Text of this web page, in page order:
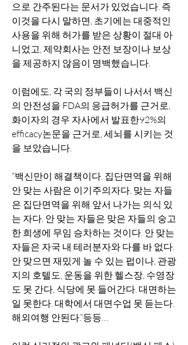
으로 간주된다는 문서가 있었습니다. 즉
이것을 다시 말하면, 초기에는 대중적인
사용을 위해 허가를 받은 상황이 절대 아
니었고, 제약회사는 안전 보장이나 보상
을 제공하지 않음이 명백했습니다.
이럼에도, 각 국의 정부들이 나서서 백신
의 안전성을 FDA의 응급허가를 근거로,
화이자의 경우 자사에서 발표한92%의
efficacy논문을 근거로, 세뇌를 시키는 것
을 보았습니다.
“백신만이 해결책이다. 집단면역을 위해
안 맞는 사람은 이기주의자다. 맞는 자들
은 집단면역을 위해 앞서 나가는 의식 있
는 자다. 안 맞는 자들은 맞은 자들의 숭고
한 희생에 무임 승차하는 것이다. 안 맞는
자들은 자국 내 테러분자와 다를 바 없다.
안 맞으면 재밌게 놀 수 있는 펍이나, 관광
지의 호텔도, 운동을 위한 헬스장, 수영장
도 못 간다, 식당에 못 들어간다. 대면하는
일 못한다. 대학에서 대면수업 못 듣는다.
해외여행 안된다.”등등…